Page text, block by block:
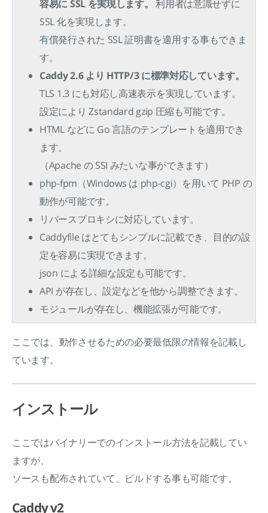
容易に SSL を実現します。 利用者は意識せずに
SSL 化を実現します。
有償発行された SSL 証明書を適用する事もできま
す。
Caddy 2.6 より HTTP/3 に標準対応しています。
TLS 1.3 にも対応し高速表示を実現しています。
設定により Zstandard gzip 圧縮も可能です。
HTML などに Go 言語のテンプレートを適用でき
ます。
（Apache の SSI みたいな事ができます）
php-fpm（Windows は php-cgi）を用いて PHP の
動作が可能です。
リバースプロキシに対応しています。
Caddyfile はとてもシンプルに記載でき、目的の設
定を容易に実現できます。
json による詳細な設定も可能です。
API が存在し、設定などを他から調整できます。
モジュールが存在し、機能拡張が可能です。
ここでは、動作させるための必要最低限の情報を記載し
ています。
インストール
ここではバイナリーでのインストール方法を記載してい
ますが、
ソースも配布されていて、ビルドする事も可能です。
Caddy v2